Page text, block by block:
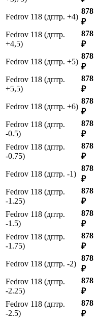
Fedrov 118 (дптр. +4)
878
₽
Fedrov 118 (дптр.
+4,5)
878
₽
Fedrov 118 (дптр. +5)
878
₽
Fedrov 118 (дптр.
+5,5)
878
₽
Fedrov 118 (дптр. +6)
878
₽
Fedrov 118 (дптр.
-0.5)
878
₽
Fedrov 118 (дптр.
-0.75)
878
₽
Fedrov 118 (дптр. -1)
878
₽
Fedrov 118 (дптр.
-1.25)
878
₽
Fedrov 118 (дптр.
-1.5)
878
₽
Fedrov 118 (дптр.
-1.75)
878
₽
Fedrov 118 (дптр. -2)
878
₽
Fedrov 118 (дптр.
-2.25)
878
₽
Fedrov 118 (дптр.
-2.5)
878
₽